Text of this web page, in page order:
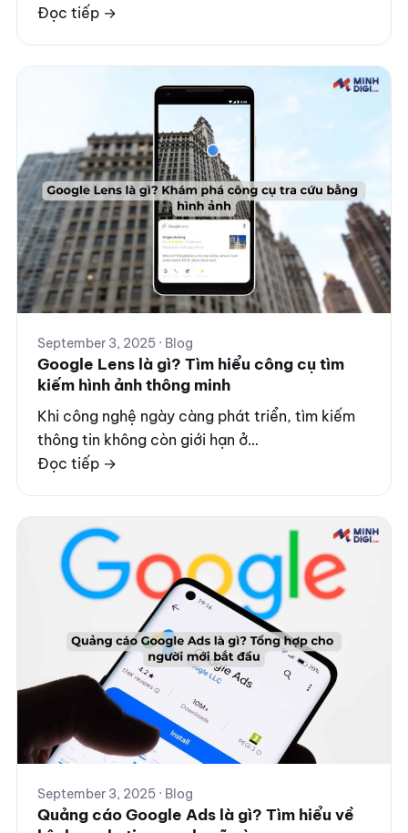
Đọc tiếp →
September 3, 2025 · Blog
Google Lens là gì? Tìm hiểu công cụ tìm
kiếm hình ảnh thông minh
Khi công nghệ ngày càng phát triển, tìm kiếm
thông tin không còn giới hạn ở…
Đọc tiếp →
September 3, 2025 · Blog
Quảng cáo Google Ads là gì? Tìm hiểu về